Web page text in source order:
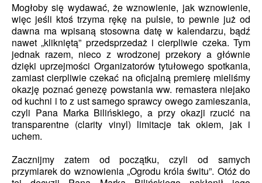
Mogłoby się wydawać, że wznowienie, jak wznowienie,
więc jeśli ktoś trzyma rękę na pulsie, to pewnie już od
dawna ma wpisaną stosowna datę w kalendarzu, bądź
nawet „klikniętą” przedsprzedaż i cierpliwie czeka. Tym
jednak razem, nieco z wrodzonej przekory a głównie
dzięki uprzejmości Organizatorów tytułowego spotkania,
zamiast cierpliwie czekać na oficjalną premierę mieliśmy
okazję poznać genezę powstania ww. remastera niejako
od kuchni i to z ust samego sprawcy owego zamieszania,
czyli Pana Marka Bilińskiego, a przy okazji rzucić na
transparentne (clarity vinyl) limitacje tak okiem, jak i
uchem.
Zacznijmy zatem od początku, czyli od samych
przymiarek do wznowienia „Ogrodu króla świtu”. Otóż do